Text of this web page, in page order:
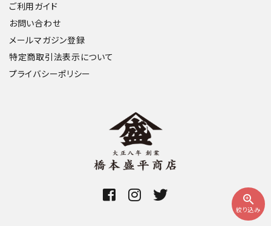
zoom_in
絞り込み
ご利用ガイド
お問い合わせ
メールマガジン登録
特定商取引法表示について
プライバシーポリシー